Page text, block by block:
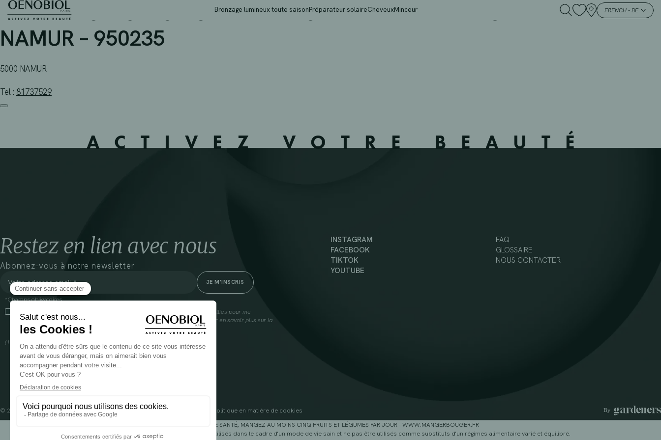
Skip
Bronzage lumineux toute saisonPréparateur solaireCheveuxMinceur FRENCH - BE
PHARMACIE SPRUMONT – NAMUR – 950235 – NAMUR – 9502 –
NAMUR – 950235
5000 NAMUR
Tel : 81737529
ACTIVEZ VOTRE BEAUTÉ
Restez en lien avec nous
Abonnez-vous à notre newsletter
*Champs obligatoires
En cliquant sur cette case, j’accepte que Cooper(1) traite les données recueillies pour me
communiquer des informations commerciales sur ses produits et offres. Pour en savoir plus sur la
gestion de vos données et vos droits, rendez-vousici
(1) Coopération pharmaceutique Française, RCS Melun 399 227 636
INSTAGRAM
FACEBOOK
TIKTOK
YOUTUBE
FAQ
GLOSSAIRE
NOUS CONTACTER
© 2024 OENOBIOL PARISMentions légalesConditions Générales d’Utilisation
Politique en matière de cookies
POUR VOTRE SANTÉ, MANGEZ AU MOINS CINQ FRUITS ET LÉGUMES PAR JOUR - WWW.MANGERBOUGER.FR
Les complément alimentaires doivent être utilisés dans le cadre d'un mode de vie sain et ne pas être utilisés comme substituts d'un régimes alimentaire varié et équilibré.